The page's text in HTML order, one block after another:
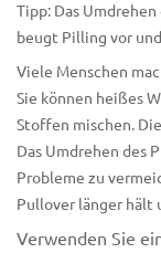
Tipp: Das
beugt Pilling vor
Viele Menschen
Sie können heißes
Stoffen mischen.
Das Umdrehen des
Probleme zu
Pullover länger hält
Verwenden Sie